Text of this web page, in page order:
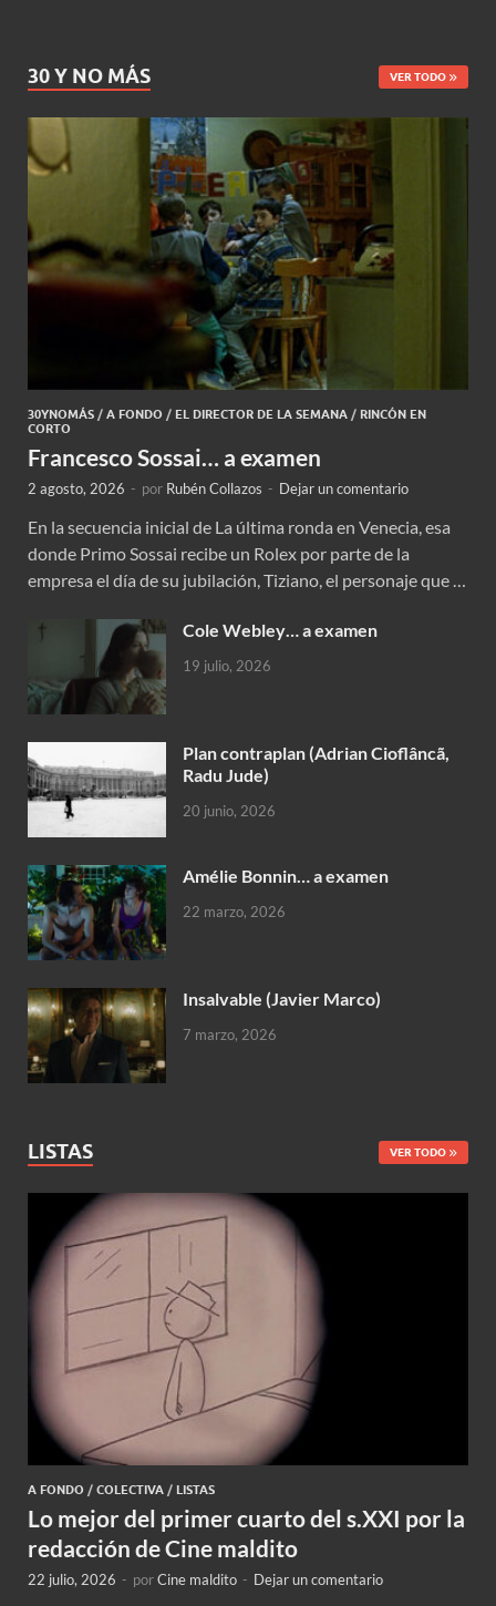
30 Y NO MÁS VER TODO
30YNOMÁS / A FONDO / EL DIRECTOR DE LA SEMANA / RINCÓN EN
CORTO
Francesco Sossai… a examen
2 agosto, 2026 - por Rubén Collazos - Dejar un comentario
En la secuencia inicial de La última ronda en Venecia, esa
donde Primo Sossai recibe un Rolex por parte de la
empresa el día de su jubilación, Tiziano, el personaje que …
Cole Webley… a examen
19 julio, 2026
Plan contraplan (Adrian Cioflâncã,
Radu Jude)
20 junio, 2026
Amélie Bonnin… a examen
22 marzo, 2026
Insalvable (Javier Marco)
7 marzo, 2026
LISTAS VER TODO
A FONDO / COLECTIVA / LISTAS
Lo mejor del primer cuarto del s.XXI por la
redacción de Cine maldito
22 julio, 2026 - porCine maldito - Dejar un comentario